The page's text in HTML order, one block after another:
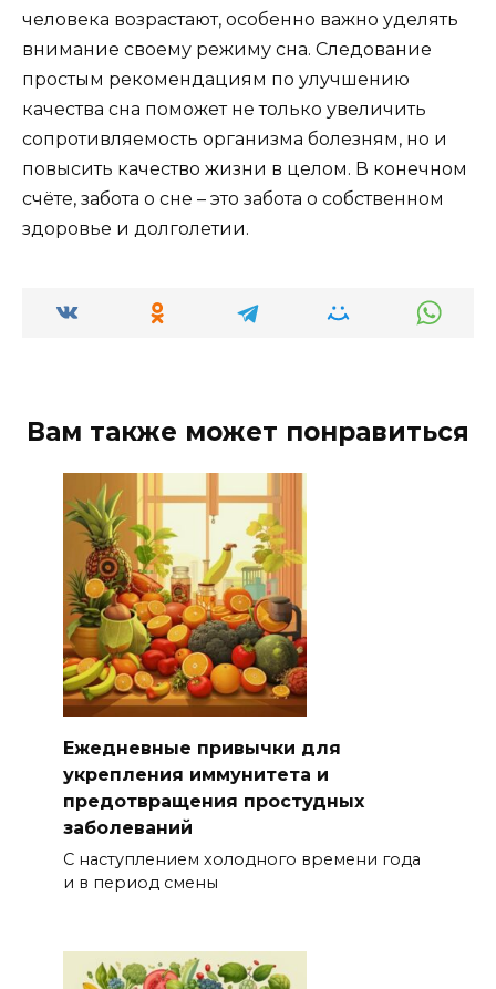
человека возрастают, особенно важно уделять
внимание своему режиму сна. Следование
простым рекомендациям по улучшению
качества сна поможет не только увеличить
сопротивляемость организма болезням, но и
повысить качество жизни в целом. В конечном
счёте, забота о сне – это забота о собственном
здоровье и долголетии.
Вам также может понравиться
Ежедневные привычки для
укрепления иммунитета и
предотвращения простудных
заболеваний
С наступлением холодного времени года
и в период смены